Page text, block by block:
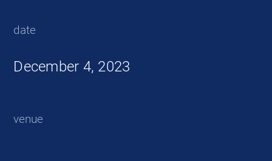
date
December 4, 2023
venue